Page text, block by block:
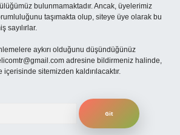
bulunmamaktadır. Ancak, üyelerimiz
taşımakta olup, siteye üye olarak bu
sayılırlar.
aykırı olduğunu düşündüğünüz
adresine bildirmeniz halinde,
sitemizden kaldırılacaktır.